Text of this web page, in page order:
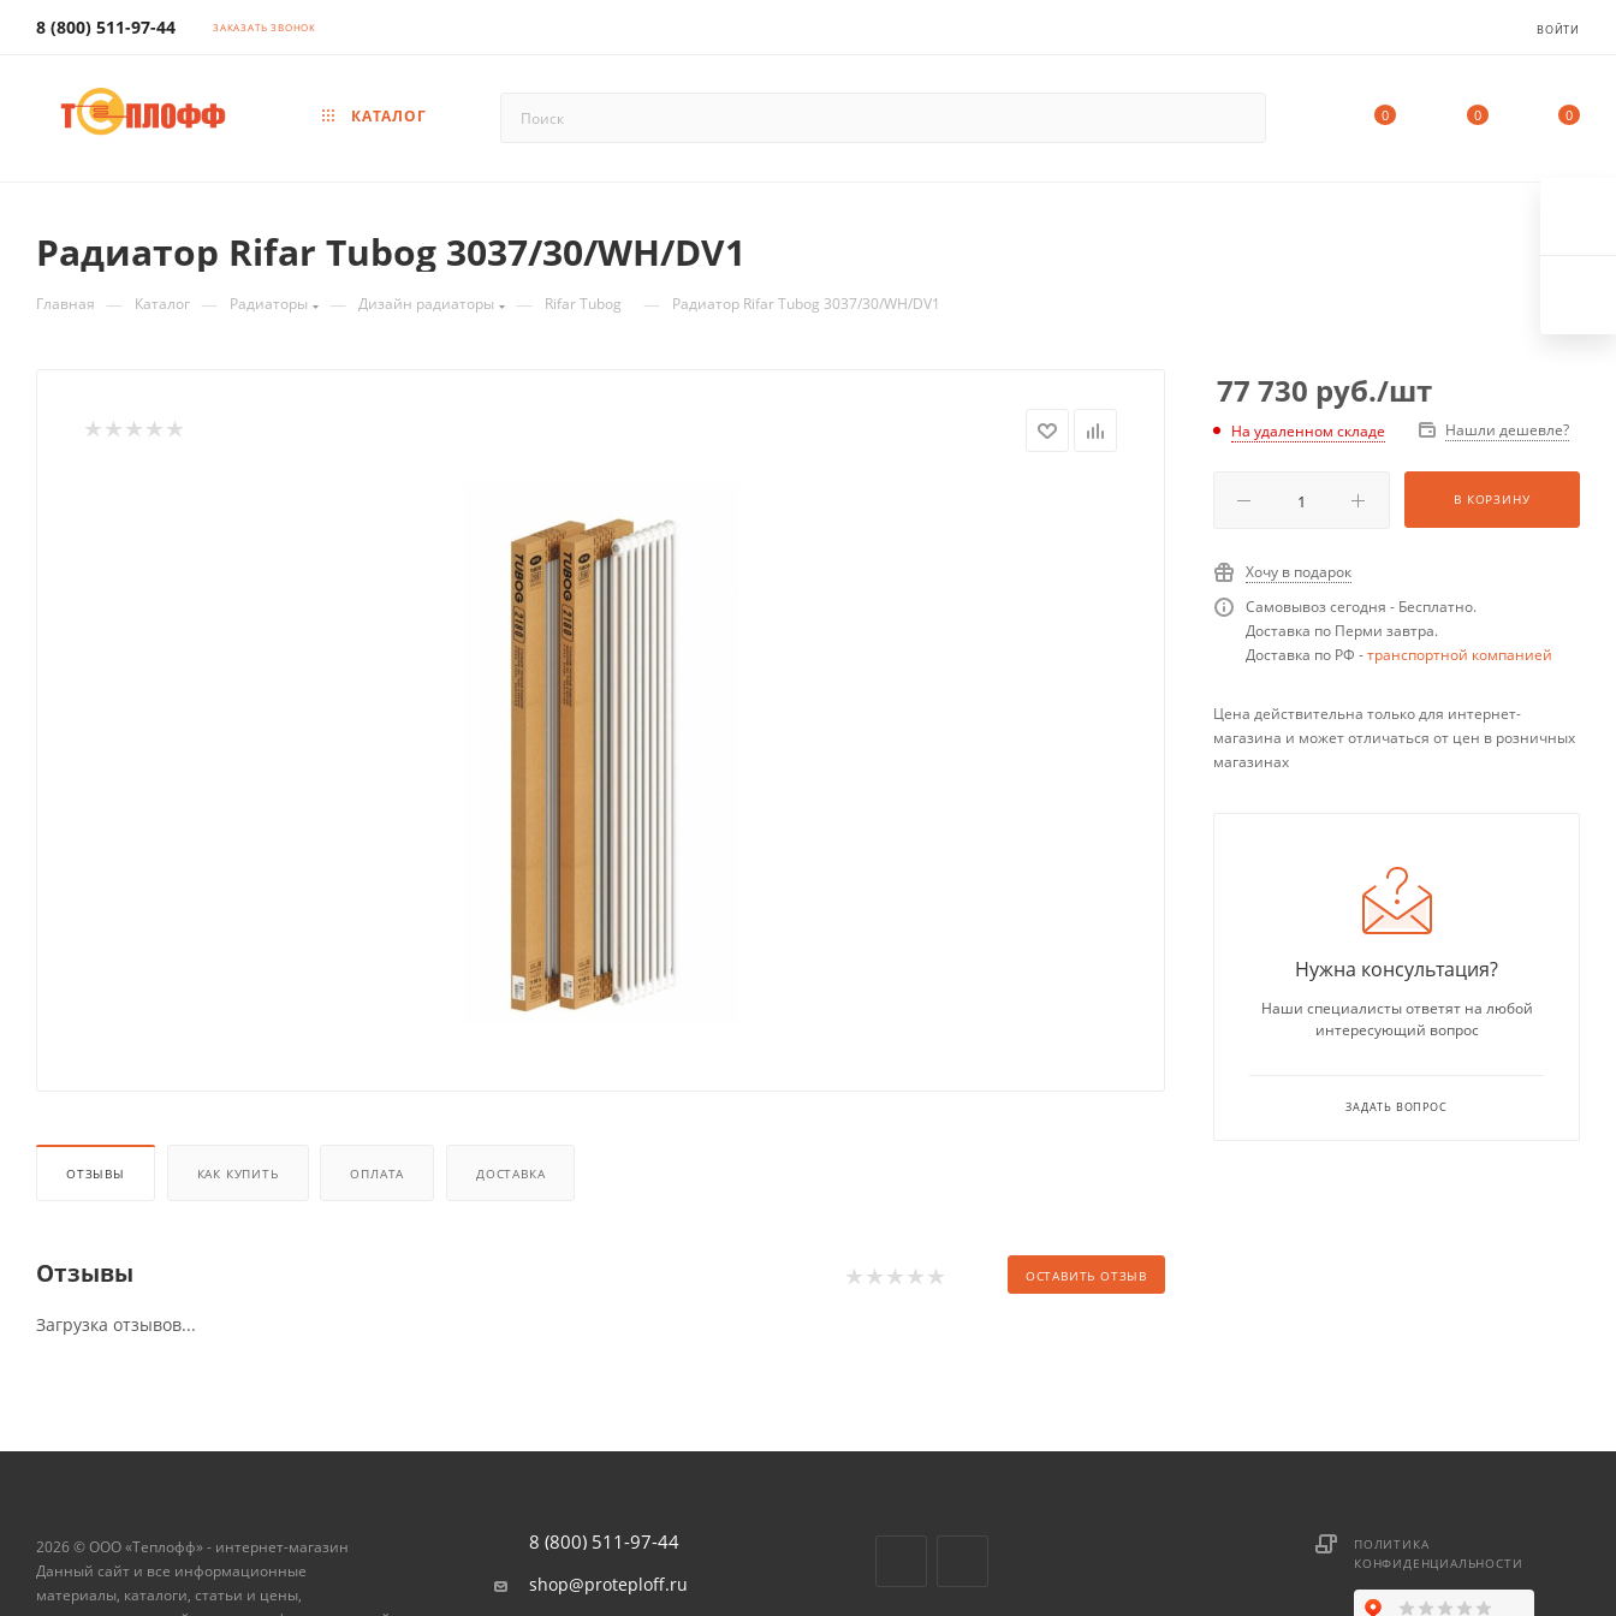
8 (800) 511-97-44 ЗАКАЗАТЬ ЗВОНОК ВОЙТИ
КАТАЛОГ 0 0 0
Радиатор Rifar Tubog 3037/30/WH/DV1
Главная — Каталог — Радиаторы — Дизайн радиаторы — Rifar Tubog — Радиатор Rifar Tubog 3037/30/WH/DV1
ОТЗЫВЫ КАК КУПИТЬ ОПЛАТА ДОСТАВКА
Отзывы ОСТАВИТЬ ОТЗЫВ
Загрузка отзывов...
77 730 руб./шт
На удаленном складе Нашли дешевле?
В КОРЗИНУ
Хочу в подарок
Самовывоз сегодня - Бесплатно.
Доставка по Перми завтра.
Доставка по РФ -транспортной компанией
Цена действительна только для интернет-
магазина и может отличаться от цен в розничных
магазинах
Нужна консультация?
Наши специалисты ответят на любой
интересующий вопрос
ЗАДАТЬ ВОПРОС
2026 © ООО «Теплофф» - интернет-магазин
Данный сайт и все информационные
материалы, каталоги, статьи и цены,
8 (800) 511-97-44
shop@proteploff.ru
ПОЛИТИКА
КОНФИДЕНЦИАЛЬНОСТИ